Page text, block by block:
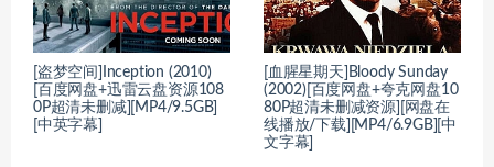
[盗梦空间]Inception (2010)
[百度网盘+迅雷云盘资源108
0P超清未删减][MP4/9.5GB]
[中英字幕]
[血腥星期天]Bloody Sunday
(2002)[百度网盘+夸克网盘10
80P超清未删减资源][网盘在
线播放/下载][MP4/6.9GB][中
文字幕]